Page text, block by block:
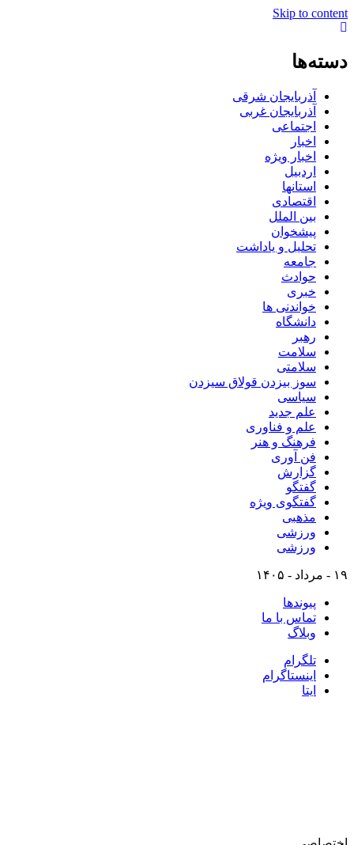
Skip to content
دسته‌ها
آذربایجان شرقی
آذربایجان غربی
اجتماعی
اخبار
اخبار ویژه
اردبیل
استانها
اقتصادی
بین الملل
پیشخوان
تحلیل و یاداشت
جامعه
حوادث
خبری
خواندنی ها
دانشگاه
رهبر
سلامت
سلامتی
سوز بیزدن قولاق سیزدن
سیاسی
علم جدید
علم و فناوری
فرهنگ و هنر
فن آوری
گزارش
گفتگو
گفتگوی ویژه
مذهبی
ورزشی
ورزشی
۱۹ - مرداد - ۱۴۰۵
پیوندها
تماس با ما
وبلاگ
تلگرام
اینستاگرام
ایتا